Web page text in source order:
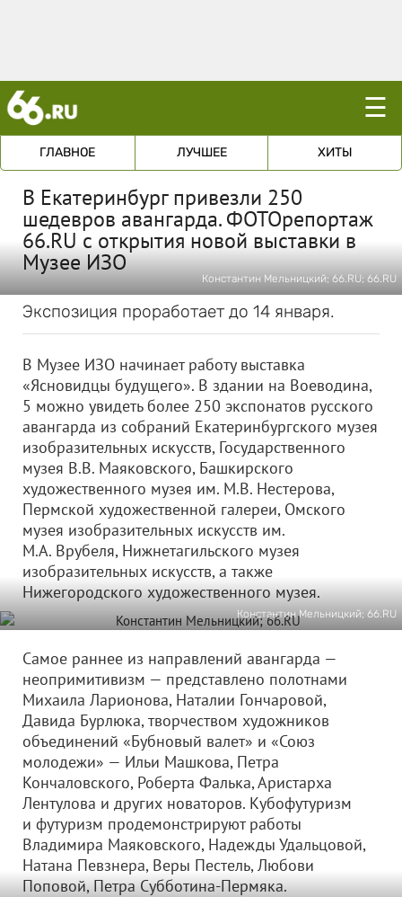
☰
ГЛАВНОЕ ЛУЧШЕЕ ХИТЫ
В Екатеринбург привезли 250
шедевров авангарда. ФОТОрепортаж
66.RU с открытия новой выставки в
Музее ИЗО
Константин Мельницкий; 66.RU; 66.RU
Экспозиция проработает до 14 января.
В Музее ИЗО начинает работу выставка
«Ясновидцы будущего». В здании на Воеводина,
5 можно увидеть более 250 экспонатов русского
авангарда из собраний Екатеринбургского музея
изобразительных искусств, Государственного
музея В.В. Маяковского, Башкирского
художественного музея им. М.В. Нестерова,
Пермской художественной галереи, Омского
музея изобразительных искусств им.
М.А. Врубеля, Нижнетагильского музея
изобразительных искусств, а также
Нижегородского художественного музея.
Константин Мельницкий; 66.RU
Самое раннее из направлений авангарда —
неопримитивизм — представлено полотнами
Михаила Ларионова, Наталии Гончаровой,
Давида Бурлюка, творчеством художников
объединений «Бубновый валет» и «Союз
молодежи» — Ильи Машкова, Петра
Кончаловского, Роберта Фалька, Аристарха
Лентулова и других новаторов. Кубофутуризм
и футуризм продемонстрируют работы
Владимира Маяковского, Надежды Удальцовой,
Натана Певзнера, Веры Пестель, Любови
Поповой, Петра Субботина-Пермяка.